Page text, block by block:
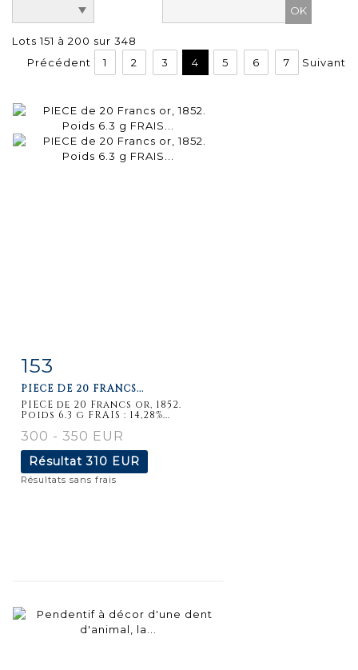
Lots 151 à 200 sur 348
Précédent
1 2 3 4 5 6 7 Suivant
153
PIECE DE 20 FRANCS...
PIECE de 20 Francs or, 1852.
Poids 6.3 g FRAIS : 14,28%...
300 - 350 EUR
Résultat310 EUR
Résultats sans frais